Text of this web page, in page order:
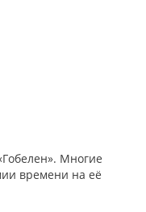
Многие
времени на её